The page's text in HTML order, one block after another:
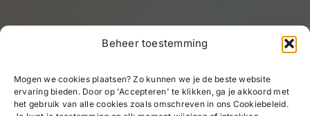
Beheer toestemming
Mogen we cookies plaatsen? Zo kunnen we je de beste website
ervaring bieden. Door op 'Accepteren' te klikken, ga je akkoord met
het gebruik van alle cookies zoals omschreven in ons Cookiebeleid.